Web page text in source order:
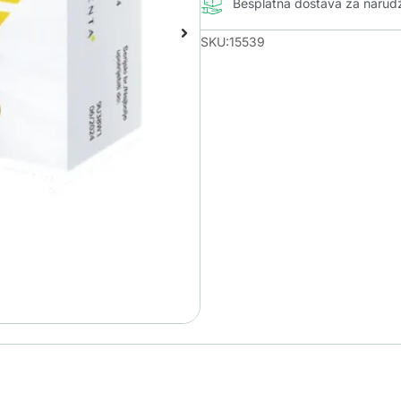
Besplatna dostava za
SKU:15539